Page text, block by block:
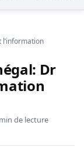
l’information
Dr
de lecture